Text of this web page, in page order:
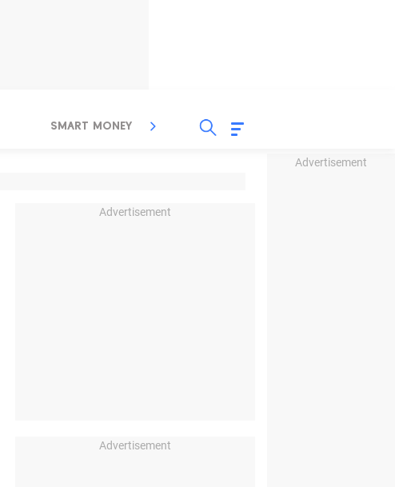
Advertisement
SMART MONEY INSPIRASI BISNIS
Advertisement
Advertisement